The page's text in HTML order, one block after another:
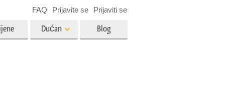
Dućan Blog
FAQ Prijavite se Prijaviti se